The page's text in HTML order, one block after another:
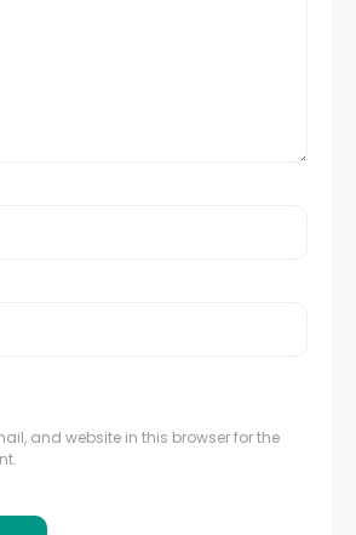
and website in this browser for the